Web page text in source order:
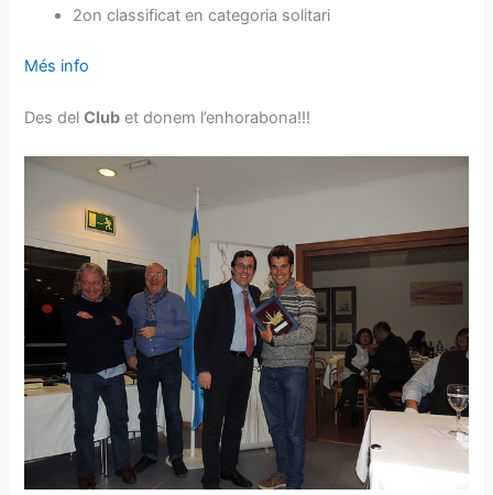
2on classificat en categoria solitari
Més info
Des delClub et donem l’enhorabona!!!